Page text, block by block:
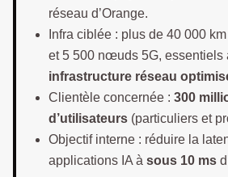
réseau d’Orange.
Infra ciblée : plus de 40 000
et 5 500 nœuds 5G, essentiels
infrastructure réseau
Clientèle concernée : 300
d’utilisateurs (particuliers et
Objectif interne : réduire la
applications IA à sous 10 ms